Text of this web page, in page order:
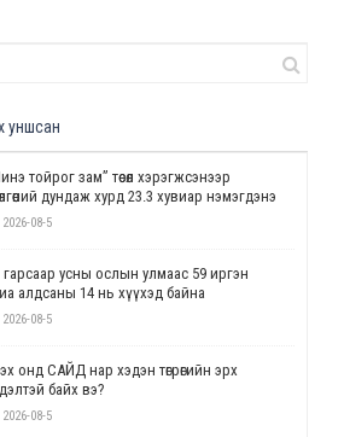
уншсан
тойрог зам” төсөл хэрэгжсэнээр
дундаж хурд 23.3 хувиар нэмэгдэнэ
2026-08-5
усны ослын улмаас 59 иргэн
алдсаны 14 нь хүүхэд байна
2026-08-5
онд САЙД нар хэдэн төгрөгийн эрх
байх вэ?
2026-08-5